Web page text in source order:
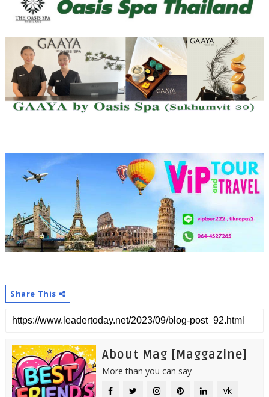
Share This
About Mag [Maggazine]
More than you can say
vk